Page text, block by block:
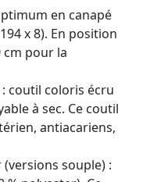
en canapé
x 8). En position
cm pour la
coutil coloris écru
à sec. Ce coutil
antiacariens,
souple) :